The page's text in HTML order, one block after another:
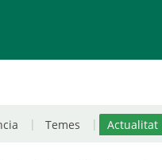
Temes Actualitat